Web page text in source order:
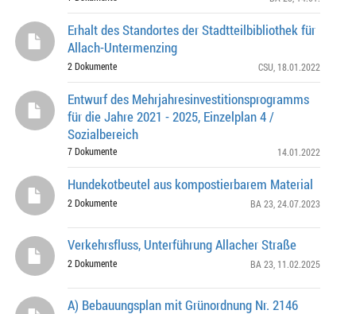
Erhalt des Standortes der Stadtteilbibliothek für
Allach-Untermenzing
2 Dokumente CSU , 18.01.2022
Entwurf des Mehrjahresinvestitionsprogramms
für die Jahre 2021 - 2025, Einzelplan 4 /
Sozialbereich
7 Dokumente 14.01.2022
Hundekotbeutel aus kompostierbarem Material
2 Dokumente BA 23 , 24.07.2023
Verkehrsfluss, Unterführung Allacher Straße
2 Dokumente BA 23 , 11.02.2025
A) Bebauungsplan mit Grünordnung Nr. 2146